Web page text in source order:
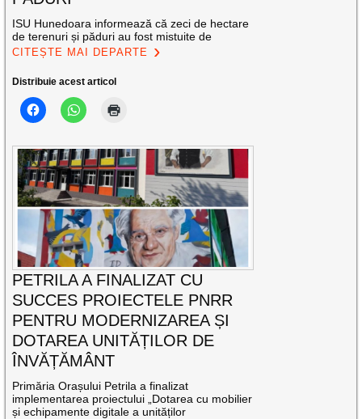
ISU Hunedoara informează că zeci de hectare
de terenuri și păduri au fost mistuite de
CITEȘTE MAI DEPARTE
Distribuie acest articol
PETRILA A FINALIZAT CU
SUCCES PROIECTELE PNRR
PENTRU MODERNIZAREA ȘI
DOTAREA UNITĂȚILOR DE
ÎNVĂȚĂMÂNT
Primăria Orașului Petrila a finalizat
implementarea proiectului „Dotarea cu mobilier
și echipamente digitale a unităților